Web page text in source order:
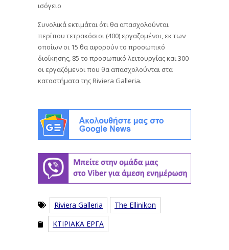
ισόγειο
Συνολικά εκτιμάται ότι θα απασχολούνται
περίπου τετρακόσιοι (400) εργαζομένοι, εκ των
οποίων οι 15 θα αφορούν το προσωπικό
διοίκησης, 85 το προσωπικό λειτουργίας και 300
οι εργαζόμενοι που θα απασχολούνται στα
καταστήματα της Riviera Galleria.
Riviera Galleria
The Ellinikon
ΚΤΙΡΙΑΚΑ ΕΡΓΑ